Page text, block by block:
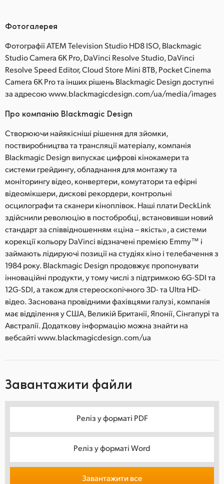
Фотогалерея
Фотографії ATEM Television Studio HD8 ISO, Blackmagic
Studio Camera 6K Pro, DaVinci Resolve Studio, DaVinci
Resolve Speed Editor, Cloud Store Mini 8TB, Pocket Cinema
Camera 6K Pro та інших рішень Blackmagic Design доступні
за адресою www.blackmagicdesign.com/ua/media/images
Про компанію Blackmagic Design
Створюючи найякісніші рішення для зйомки,
поствиробництва та трансляції матеріалу, компанія
Blackmagic Design випускає цифрові кінокамери та
системи грейдингу, обладнання для монтажу та
моніторингу відео, конвертери, комутатори та ефірні
відеомікшери, дискові рекордери, контрольні
осцилографи та сканери кіноплівок. Наші плати DeckLink
здійснили революцію в постобробці, встановивши новий
стандарт за співвідношенням «ціна – якість», а системи
корекції кольору DaVinci відзначені премією Emmy™ і
займають лідируючі позиції на студіях кіно і телебачення з
1984 року. Blackmagic Design продовжує пропонувати
інноваційні продукти, у тому числі з підтримкою 6G-SDI та
12G-SDI, а також для стереоскопічного 3D- та Ultra HD-
відео. Заснована провідними фахівцями галузі, компанія
має відділення у США, Великій Британії, Японії, Сінгапурі та
Австралії. Додаткову інформацію можна знайти на
вебсайті www.blackmagicdesign.com/ua
Завантажити файли
Реліз у форматі PDF
Реліз у форматі Word
Завантажити все